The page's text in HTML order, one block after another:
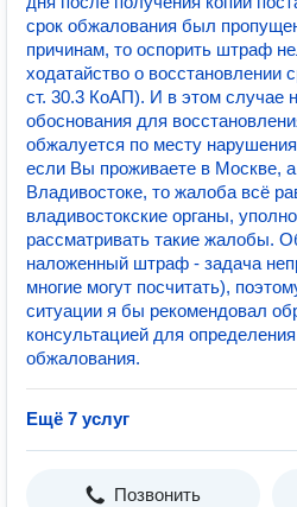
срок обжалования был
причинам, то оспорить штраф
ходатайство о восстановлении
ст. 30.3 КоАП). И в этом случае
обоснования для
обжалуется по месту
если Вы проживаете в Москве,
Владивостоке, то жалоба всё
владивостокские органы,
рассматривать такие жалобы.
наложенный штраф - задача
многие могут посчитать),
ситуации я бы рекомендовал
консультацией для
обжалования.
Ещё 7 услуг
Позвонить